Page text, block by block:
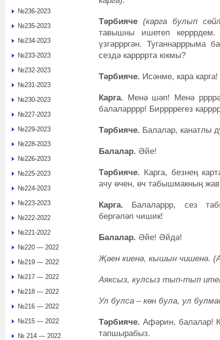
Тәрбияче (карга булып
тавышны ишетеп
үзгәррргән. Туганнарррыма
сездә каррррта юкмы?
Тәрбияче. Исәнме, кара
Карга. Менә шәп! Менә
балаларррр! Биррррегез
Тәрбияче. Балалар, канатлы
Балалар. Әйе!
Тәрбияче. Карга, безнең
ачу өчен, өч табышмакның
Карга. Балаларрр, сез
бергәләп чишик!
Балалар. Әйе! Әйдә!
Җәен киенә, кышын чишенә.
Аяксыз, кулсыз тып-тып
Ул булса – көн була, ул
Тәрбияче. Афәрин, балалар!
тапшырабыз.
№236-2023
№235-2023
№234-2023
№233-2023
№232-2023
№231-2023
№230-2023
№227-2023
№229-2023
№228-2023
№226-2023
№225-2023
№224-2023
№223-2023
№222-2022
№221-2022
№220 — 2022
№219 — 2022
№217 — 2022
№218 — 2022
№216 — 2022
№215 — 2022
№ 214 — 2022